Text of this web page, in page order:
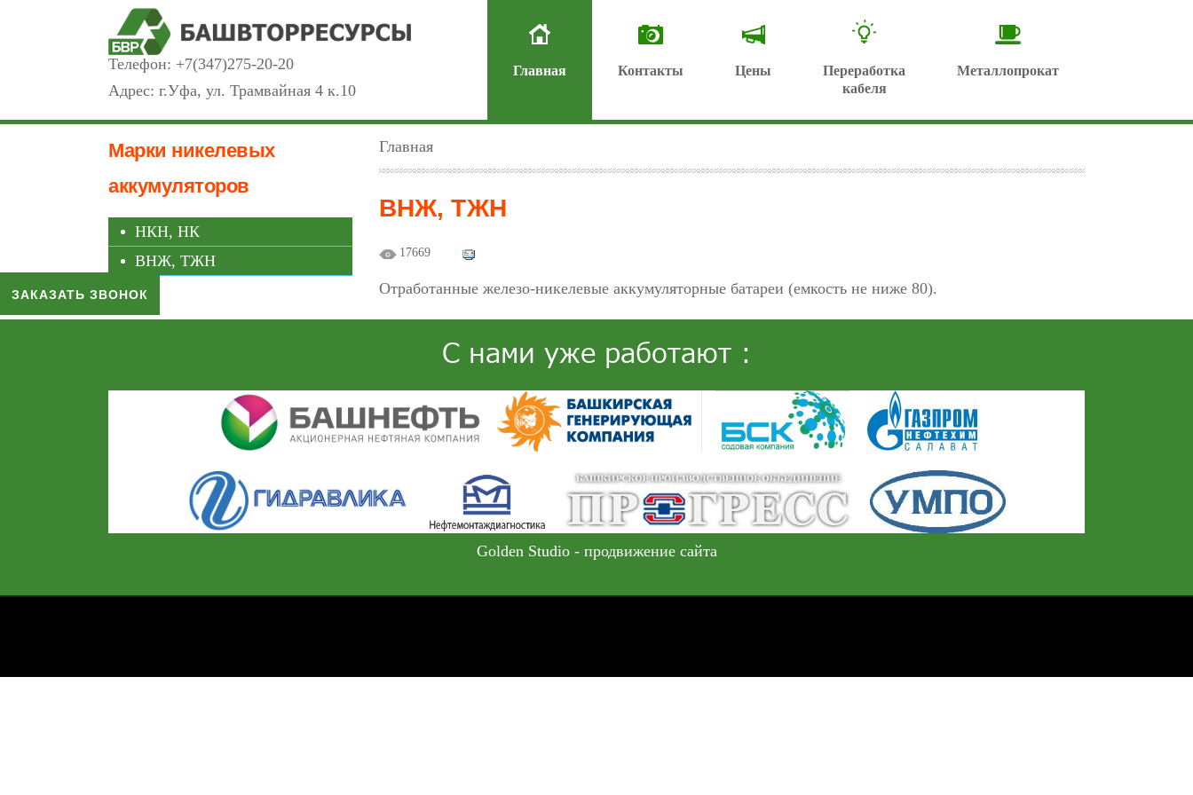
ЗАКАЗАТЬ ЗВОНОК
Телефон: +7(347)275-20-20
Адрес: г.Уфа, ул. Трамвайная 4 к.10
Главная Контакты Цены
Переработка
кабеля
Металлопрокат
Марки никелевых
аккумуляторов
НКН, НК
ВНЖ, ТЖН
Главная
ВНЖ, ТЖН
17669
Отработанные железо-никелевые аккумуляторные батареи (емкость не ниже 80).
С нами уже работают :
Golden Studio- продвижение сайта